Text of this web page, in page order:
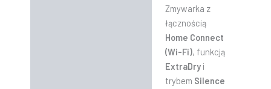
Zmywarka z
łącznością
Home Connect
(Wi-Fi), funkcją
ExtraDryi
trybem Silence